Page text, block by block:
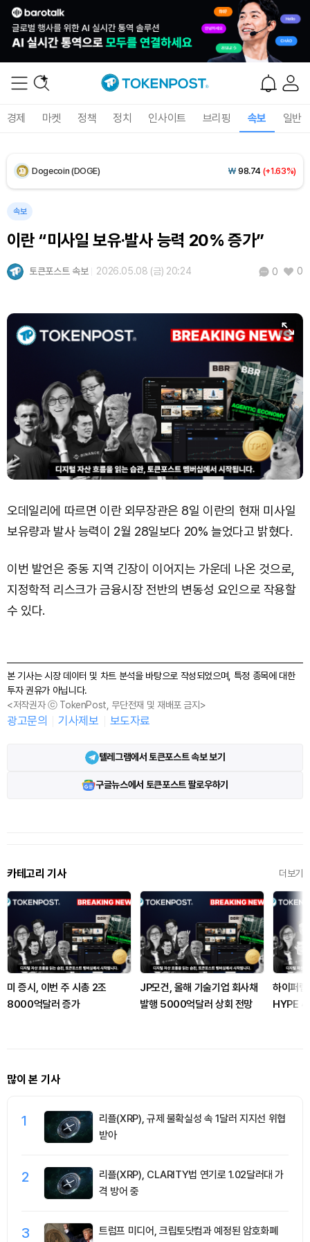
경제 마켓 정책 정치 인사이트 브리핑 속보 일반
XRP (XRP) ₩1,458(+1.33%)
Dogecoin (DOGE) ₩ 98.74 (+1.63%)
속보
이란 “미사일 보유·발사 능력 20% 증가”
토큰포스트 속보 2026.05.08 (금) 20:24 0 0
오데일리에 따르면 이란 외무장관은 8일 이란의 현재 미사일
보유량과 발사 능력이 2월 28일보다 20% 늘었다고 밝혔다.
이번 발언은 중동 지역 긴장이 이어지는 가운데 나온 것으로,
지정학적 리스크가 금융시장 전반의 변동성 요인으로 작용할
수 있다.
본 기사는 시장 데이터 및 차트 분석을 바탕으로 작성되었으며, 특정 종목에 대한
투자 권유가 아닙니다.
<저작권자 ⓒ TokenPost, 무단전재 및 재배포 금지>
광고문의 기사제보 보도자료
텔레그램에서 토큰포스트 속보 보기
구글뉴스에서 토큰포스트 팔로우하기
카테고리 기사 더보기
미 증시, 이번 주 시총 2조
8000억달러 증가
JP모건, 올해 기술기업 회사채
발행 5000억달러 상회 전망
하이퍼
HYPE
많이 본 기사
1
리플(XRP), 규제 불확실성 속 1달러 지지선 위협
받아
2
리플(XRP), CLARITY법 연기로 1.02달러대 가
격 방어 중
3
트럼프 미디어, 크립토닷컴과 예정된 암호화폐